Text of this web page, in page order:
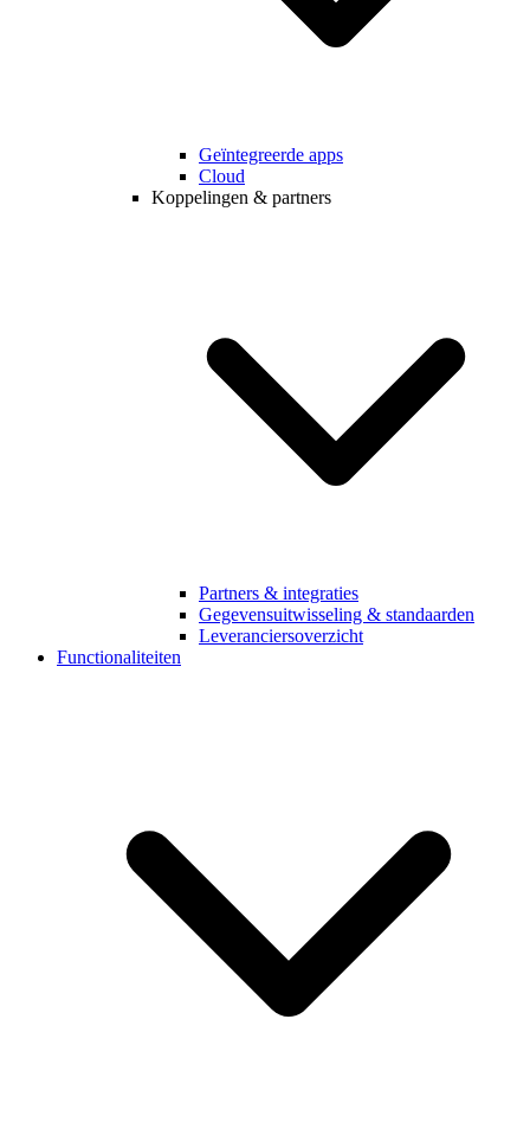
Geïntegreerde apps
Cloud
Koppelingen & partners
Partners & integraties
Gegevensuitwisseling & standaarden
Leveranciersoverzicht
Functionaliteiten